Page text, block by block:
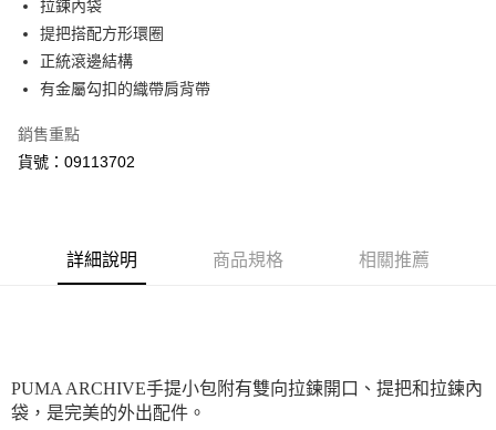
Google Pay
貨到付款
付款後全家取貨
每筆NT$100，滿NT$1,800(含以上)免運費
每筆NT$180
拉鍊內袋
提把搭配方形環圈
正統滾邊結構
有金屬勾扣的織帶肩背帶
銷售重點
貨號：09113702
詳細說明 商品規格 相關推薦
PUMA ARCHIVE手提小包附有雙向拉鍊開口、提把和拉鍊內
袋，是完美的外出配件。